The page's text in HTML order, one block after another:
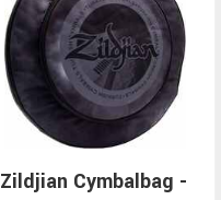
Zildjian Cymbalbag -